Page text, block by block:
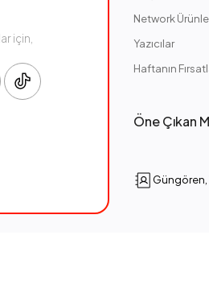
için,
Network
Yazıcılar
Haftanın
Öne Çıkan